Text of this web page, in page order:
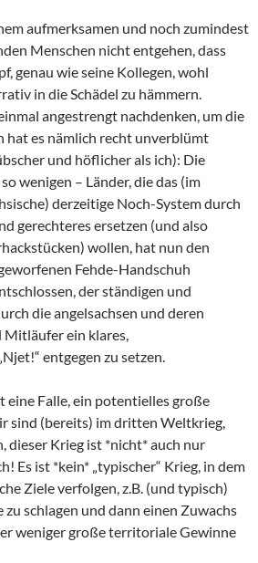
aufmerksamen und noch zumindest
Menschen nicht entgehen, dass
genau wie seine Kollegen, wohl
in die Schädel zu hämmern.
angestrengt nachdenken, um die
hat es nämlich recht unverblümt
und höflicher als ich): Die
wenigen – Länder, die das (im
derzeitige Noch-System durch
gerechteres ersetzen (und also
wollen, hat nun den
Fehde-Handschuh
der ständigen und
die angelsachsen und deren
Mitläufer ein klares,
entgegen zu setzen.
eine Falle, ein potentielles große
sind (bereits) im dritten Weltkrieg,
dieser Krieg ist *nicht* auch nur
Es ist *kein* „typischer“ Krieg, in dem
Ziele verfolgen, z.B. (und typisch)
zu schlagen und dann einen Zuwachs
weniger große territoriale Gewinne